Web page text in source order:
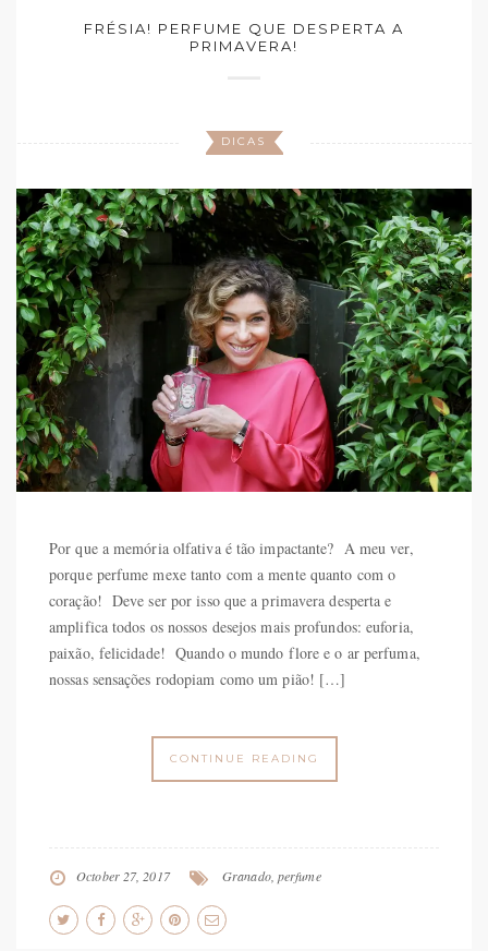
FRÉSIA! PERFUME QUE DESPERTA A
PRIMAVERA!
DICAS
Por que a memória olfativa é tão impactante? A meu ver,
porque perfume mexe tanto com a mente quanto com o
coração! Deve ser por isso que a primavera desperta e
amplifica todos os nossos desejos mais profundos: euforia,
paixão, felicidade! Quando o mundo flore e o ar perfuma,
nossas sensações rodopiam como um pião! […]
CONTINUE READING
October 27, 2017 Granado, perfume